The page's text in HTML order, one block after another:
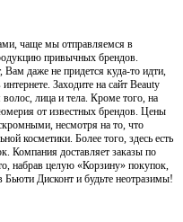
чаще мы отправляемся в
привычных брендов.
даже не придется куда-то идти,
Заходите на сайт Beauty
лица и тела. Кроме того, на
от известных брендов. Цены
несмотря на то, что
косметики. Более того, здесь есть
Компания доставляет заказы по
набрав целую «Корзину» покупок,
Дисконт и будьте неотразимы!